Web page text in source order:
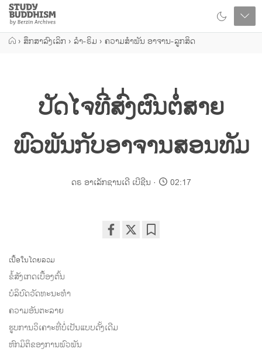
Close
Study
Buddhism
Home
› ສຶກສາລົງເລິກ › ລຳ-ຣິມ › ຄວາມສຳພັນ ອາຈານ-ລູກສິດ
ປັດໄຈທີ່ສົ່ງຜົນຕໍ່ສາຍ
ພົວພັນກັບອາຈານສອນທັມ
ດຣ ອາເລັກຊານເດີ ເບີຊີນ 02:17
ເນື້ອໃນໂດຍລວມ
ຂໍ້ສັງເກດເບື້ອງຕົ້ນ
ບໍລິບົດວັດທະນະທຳ
ຄວາມອັນຕະລາຍ
ຮູບການວິເຄາະທີ່ບໍ່ເປັນແບບດັ້ງເດີມ
ຫົກມິຕິຂອງການພົວພັນ